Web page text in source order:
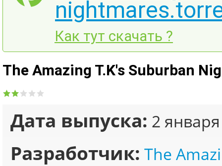
Как тут скачать ?
The Amazing T.K's Suburban
Дата выпуска: 2
Разработчик: The